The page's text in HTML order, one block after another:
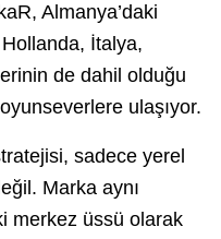
Almanya’daki
İtalya,
de dahil olduğu
ulaşıyor.
sadece yerel
Marka aynı
merkez üssü olarak